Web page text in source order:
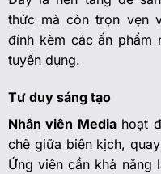
thức mà còn trọn vẹn
đính kèm các ấn phẩm
tuyển dụng.
Tư duy sáng tạo
Nhân viên Mediahoạt
chẽ giữa biên kịch,
Ứng viên cần khả năng